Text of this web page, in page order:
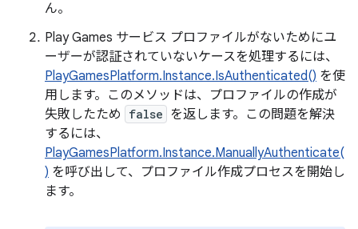
ん。
Play Games サービス プロファイルがないためにユ
ーザーが認証されていないケースを処理するには、
PlayGamesPlatform.Instance.IsAuthenticated() を使
用します。このメソッドは、プロファイルの作成が
失敗したため
false を返します。この問題を解決
するには、
PlayGamesPlatform.Instance.ManuallyAuthenticate(
) を呼び出して、プロファイル作成プロセスを開始し
ます。